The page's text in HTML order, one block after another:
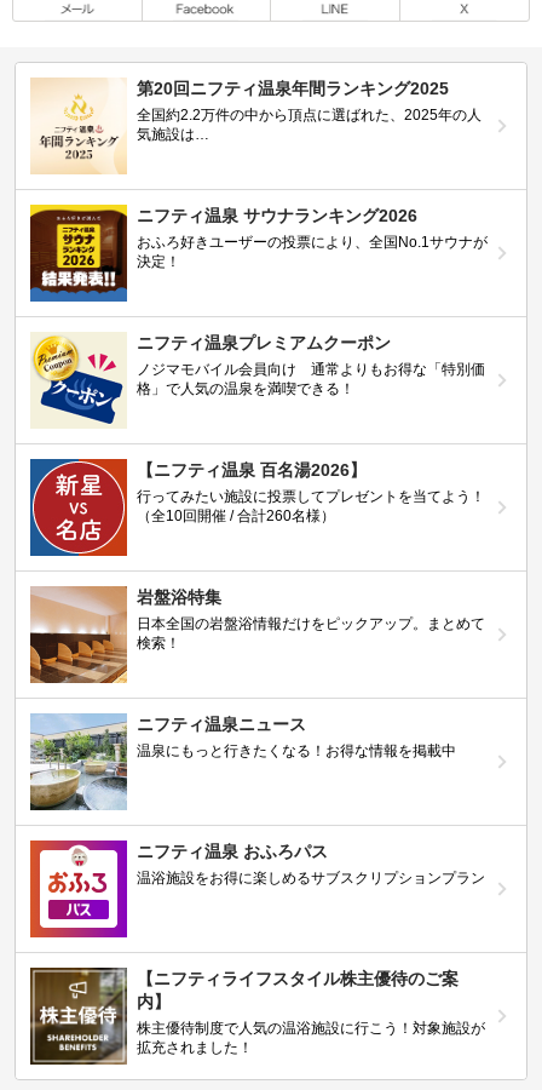
第20回ニフティ温泉年間ランキング2025
全国約2.2万件の中から頂点に選ばれた、2025年の人
気施設は…
ニフティ温泉 サウナランキング2026
おふろ好きユーザーの投票により、全国No.1サウナが
決定！
ニフティ温泉プレミアムクーポン
ノジマモバイル会員向け 通常よりもお得な「特別価
格」で人気の温泉を満喫できる！
【ニフティ温泉 百名湯2026】
行ってみたい施設に投票してプレゼントを当てよう！
（全10回開催 / 合計260名様）
岩盤浴特集
日本全国の岩盤浴情報だけをピックアップ。まとめて
検索！
ニフティ温泉ニュース
温泉にもっと行きたくなる！お得な情報を掲載中
ニフティ温泉 おふろパス
温浴施設をお得に楽しめるサブスクリプションプラン
【ニフティライフスタイル株主優待のご案
内】
株主優待制度で人気の温浴施設に行こう！対象施設が
拡充されました！